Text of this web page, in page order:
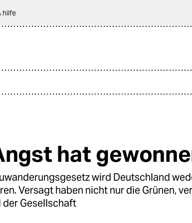
hilfe
hat
wird Deutschland
Versagt haben nicht nur die Grünen,
der Gesellschaft